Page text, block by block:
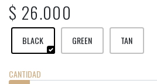
$ 26.000
BLACK GREEN TAN
CANTIDAD